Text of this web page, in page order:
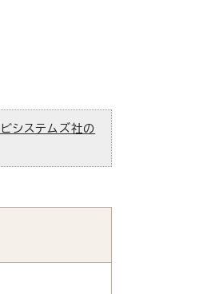
システムズ社の